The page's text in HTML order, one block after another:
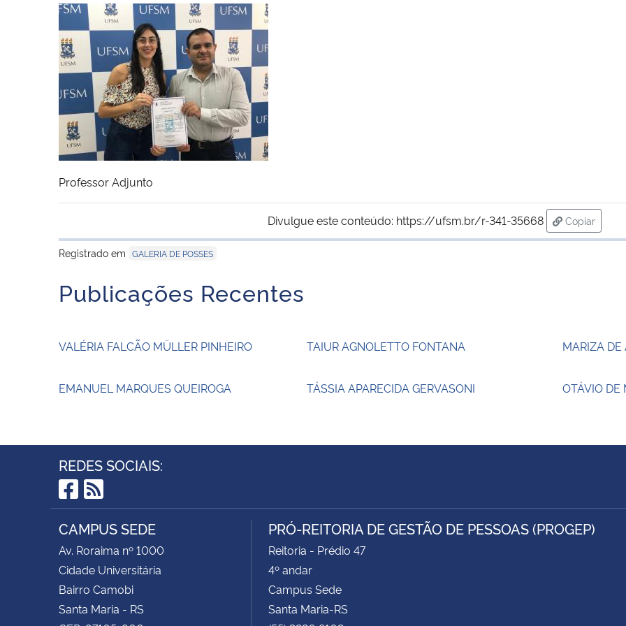
Professor Adjunto
Divulgue este conteúdo: https://ufsm.br/r-341-35668
Copiar
para área
Registrado em GALERIA DE POSSES
Publicações Recentes
VALÉRIA FALCÃO MÜLLER PINHEIRO TAIUR AGNOLETTO FONTANA MARIZA
EMANUEL MARQUES QUEIROGA TÁSSIA APARECIDA GERVASONI OTÁVIO DE
REDES SOCIAIS:
Facebook
RSS
CAMPUS SEDE
Av. Roraima nº 1000
Cidade Universitária
Bairro Camobi
Santa Maria - RS
PRÓ-REITORIA DE GESTÃO DE PESSOAS (PROGEP)
Reitoria - Prédio 47
4º andar
Campus Sede
Santa Maria-RS